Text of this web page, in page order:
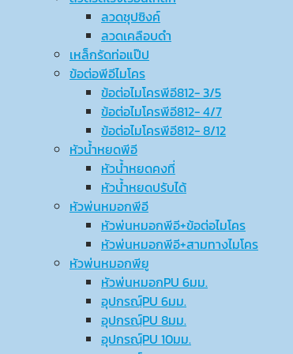
ลวดชุปซิงค์
ลวดเคลือบดำ
เหล็กรัดท่อแป๊ป
ข้อต่อพีอีไมโคร
ข้อต่อไมโครพีอี812- 3/5
ข้อต่อไมโครพีอี812- 4/7
ข้อต่อไมโครพีอี812- 8/12
หัวน้ำหยดพีอี
หัวน้ำหยดคงที่
หัวน้ำหยดปรับได้
หัวพ่นหมอกพีอี
หัวพ่นหมอกพีอี+ข้อต่อไมโคร
หัวพ่นหมอกพีอี+สามทางไมโคร
หัวพ่นหมอกพียู
หัวพ่นหมอกPU 6มม.
อุปกรณ์ฺPU 6มม.
อุปกรณ์ฺPU 8มม.
อุปกรณ์ฺPU 10มม.